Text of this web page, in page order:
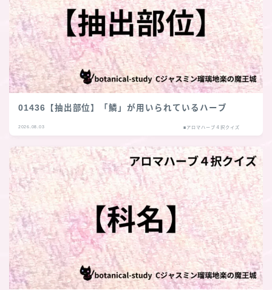
01436【抽出部位】「鱗」が用いられているハーブ
2026.08.03 ■アロマハーブ４択クイズ